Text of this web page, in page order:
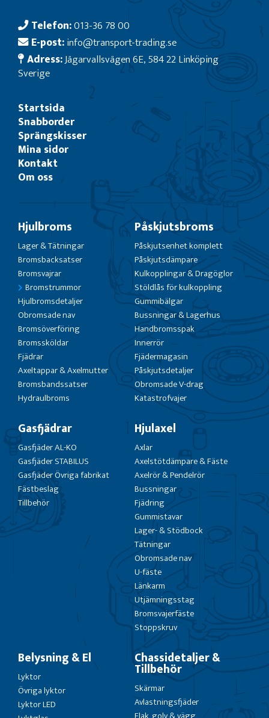
Telefon:013-36 78 00
E-post:info@transport-trading.se
Adress:Jägarvallsvägen 6E, 584 22 Linköping
Sverige
Startsida
Snabborder
Sprängskisser
Mina sidor
Kontakt
Om oss
Hjulbroms
Lager & Tätningar
Bromsbacksatser
Bromsvajrar
Bromstrummor
Hjulbromsdetaljer
Obromsade nav
Bromsöverföring
Bromssköldar
Fjädrar
Axeltappar & Axelmutter
Bromsbandssatser
Hydraulbroms
Påskjutsbroms
Påskjutsenhet komplett
Påskjutsdämpare
Kulkopplingar & Dragöglor
Stöldlås för kulkoppling
Gummibälgar
Bussningar & Lagerhus
Handbromsspak
Innerrör
Fjädermagasin
Påskjutsdetaljer
Obromsade V-drag
Katastrofvajer
Gasfjädrar
Gasfjäder AL-KO
Gasfjäder STABILUS
Gasfjäder Övriga fabrikat
Fästbeslag
Tillbehör
Hjulaxel
Axlar
Axelstötdämpare & Fäste
Axelrör & Pendelrör
Bussningar
Fjädring
Gummistavar
Lager- & Stödbock
Tätningar
Obromsade nav
U-fäste
Länkarm
Utjämningsstag
Bromsvajerfäste
Stoppskruv
Belysning & El
Lyktor
Övriga lyktor
Lyktor LED
Chassidetaljer &
Tillbehör
Skärmar
Avlastningsfjäder